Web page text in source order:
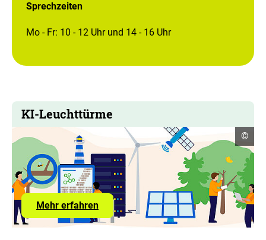
Sprechzeiten
Mo - Fr: 10 - 12 Uhr und 14 - 16 Uhr
KI-Leuchttürme
Mehr erfahrenLink
zum
Förderprogramm
©